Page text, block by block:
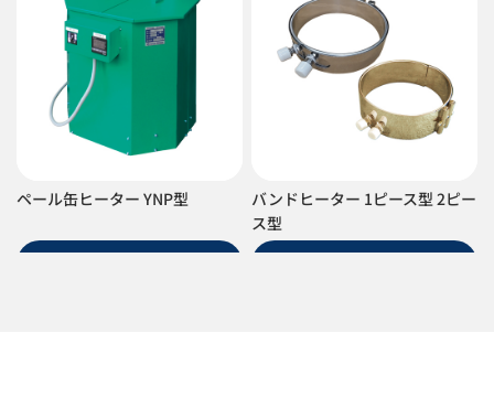
ペール缶ヒーター YNP型
バンドヒーター 1ピース型 2ピー
ス型